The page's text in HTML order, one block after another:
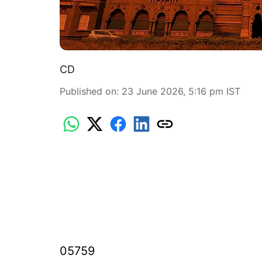
CD
Published on: 23 June 2026, 5:16 pm IST
05759